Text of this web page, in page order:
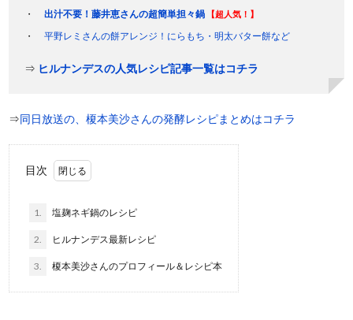
出汁不要！藤井恵さんの超簡単担々鍋
【超人気！】
平野レミさんの餅アレンジ！にらもち・明太バター餅など
⇒ ヒルナンデスの人気レシピ記事一覧はコチラ
⇒同日放送の、榎本美沙さんの発酵レシピまとめはコチラ
目次
1. 塩麹ネギ鍋のレシピ
2. ヒルナンデス最新レシピ
3. 榎本美沙さんのプロフィール＆レシピ本